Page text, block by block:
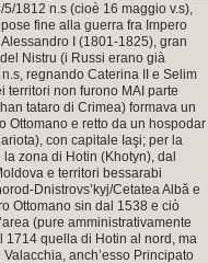
1812 n.s (cioè 16 maggio v.s),
fine alla guerra fra Impero
I (1801-1825), gran
Nistru (i Russi erano già
regnando Caterina II e Selim
territori non furono MAI parte
tataro di Crimea) formava un
Ottomano e retto da un hospodar
con capitale Iaşi; per la
zona di Hotin (Khotyn), dal
e territori bessarabi
Dnistrovs’kyj/Cetatea Albă e
Ottomano sin dal 1538 e ciò
(pure amministrativamente
1714 quella di Hotin al nord, ma
anch’esso Principato